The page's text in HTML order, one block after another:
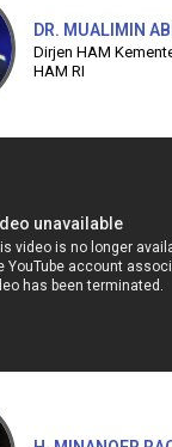
DR. MUALIMIN
Dirjen HAM
HAM RI